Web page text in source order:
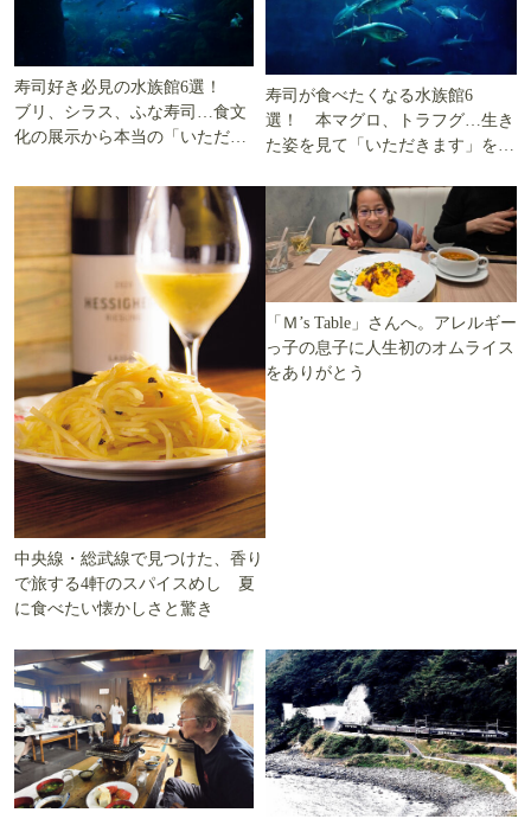
寿司好き必見の水族館6選！
ブリ、シラス、ふな寿司…食文
化の展示から本当の「いただき
寿司が食べたくなる水族館6
選！ 本マグロ、トラフグ…生き
た姿を見て「いただきます」を考
中央線・総武線で見つけた、香り
で旅する4軒のスパイスめし 夏
に食べたい懐かしさと驚き
「Ｍ’s Table」さんへ。アレルギー
っ子の息子に人生初のオムライス
をありがとう